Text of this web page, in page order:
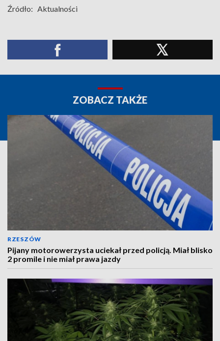
Źródło: Aktualności
ZOBACZ TAKŻE
RZESZÓW
Pijany motorowerzysta uciekał przed policją. Miał blisko
2 promile i nie miał prawa jazdy